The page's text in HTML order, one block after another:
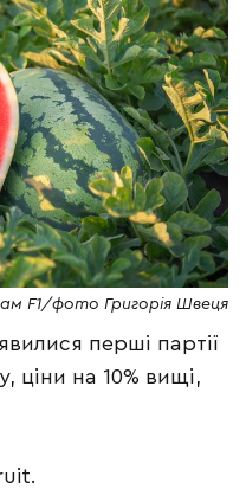
F1/фото Григорія Швеця
перші партії
ціни на 10% вищі,